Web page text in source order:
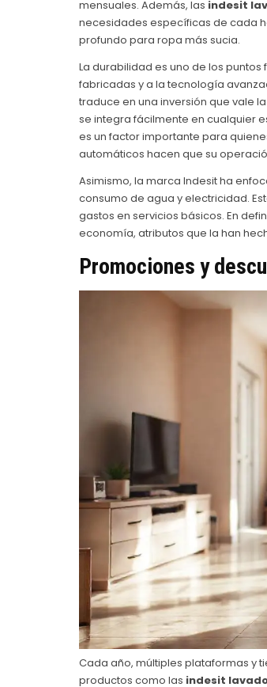
mensuales. Además, las indesit
necesidades específicas de cada
profundo para ropa más sucia.
La durabilidad es uno de los puntos
fabricadas y a la tecnología
traduce en una inversión que vale
se integra fácilmente en cualquier
es un factor importante para
automáticos hacen que su
Asimismo, la marca Indesit ha
consumo de agua y electricidad.
gastos en servicios básicos. En
economía, atributos que la han
Promociones y
Cada año, múltiples plataformas y
productos como las indesit